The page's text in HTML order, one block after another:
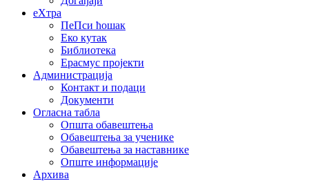
еXтра
ПеПси ћошак
Еко кутак
Библиотека
Ерасмус пројекти
Администрација
Контакт и подаци
Документи
Огласна табла
Општа обавештења
Обавештења за ученике
Обавештења за наставнике
Опште информације
Архива